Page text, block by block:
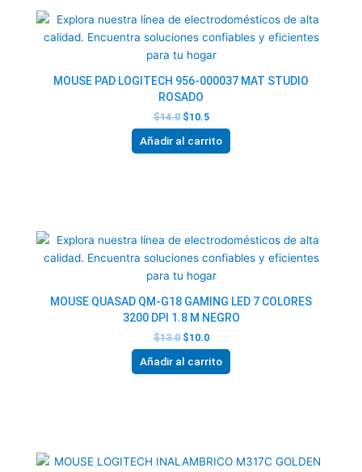
MOUSE PAD LOGITECH 956-000037 MAT STUDIO
ROSADO
$14.0
original
era:
$14.0.
$10.5
actual
es:
$10.5.
Añadir al carrito
MOUSE QUASAD QM-G18 GAMING LED 7 COLORES
3200 DPI 1.8 M NEGRO
$13.0
original
era:
$13.0.
$10.0
actual
es:
$10.0.
Añadir al carrito
original
era:
actual
es: